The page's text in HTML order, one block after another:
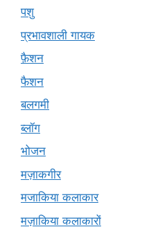
पशु
प्रभावशाली गायक
फ़ैशन
फैशन
बलगमी
ब्लॉग
भोजन
मज़ाकगीर
मजाकिया कलाकार
मज़ाकिया कलाकारों